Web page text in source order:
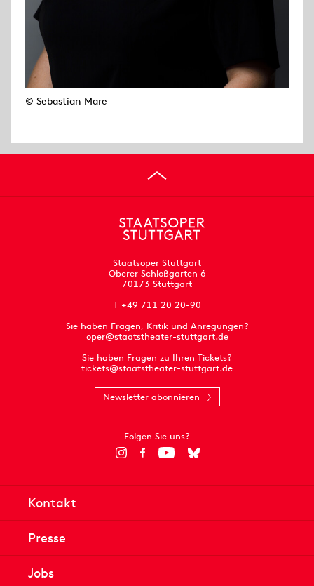
© Sebastian Mare
Staatsoper Stuttgart
Oberer Schloßgarten 6
70173 Stuttgart
T +49 711 20 20-90
Sie haben Fragen, Kritik und Anregungen?
oper@staatstheater-stuttgart.de
Sie haben Fragen zu Ihren Tickets?
tickets@staatstheater-stuttgart.de
Newsletter abonnieren
Folgen Sie uns?
Kontakt
Presse
Jobs